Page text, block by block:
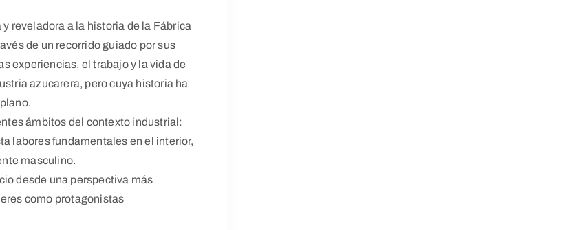
reveladora a la historia de la Fábrica
de un recorrido guiado por sus
experiencias, el trabajo y la vida de
azucarera, pero cuya historia ha
ámbitos del contexto industrial:
labores fundamentales en el interior,
masculino.
desde una perspectiva más
como protagonistas